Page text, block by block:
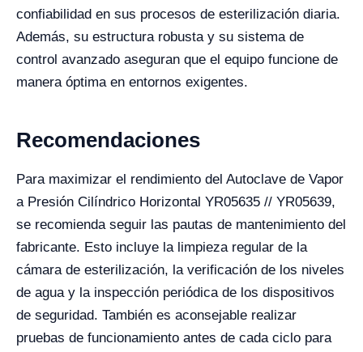
confiabilidad en sus procesos de esterilización diaria.
Además, su estructura robusta y su sistema de
control avanzado aseguran que el equipo funcione de
manera óptima en entornos exigentes.
Recomendaciones
Para maximizar el rendimiento del Autoclave de Vapor
a Presión Cilíndrico Horizontal YR05635 // YR05639,
se recomienda seguir las pautas de mantenimiento del
fabricante. Esto incluye la limpieza regular de la
cámara de esterilización, la verificación de los niveles
de agua y la inspección periódica de los dispositivos
de seguridad. También es aconsejable realizar
pruebas de funcionamiento antes de cada ciclo para